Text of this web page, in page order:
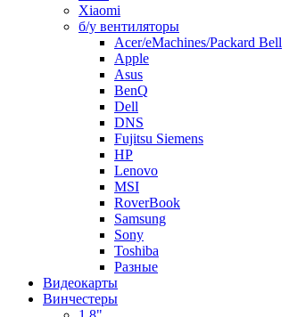
Xiaomi
б/у вентиляторы
Acer/eMachines/Packard Bell
Apple
Asus
BenQ
Dell
DNS
Fujitsu Siemens
HP
Lenovo
MSI
RoverBook
Samsung
Sony
Toshiba
Разные
Видеокарты
Винчестеры